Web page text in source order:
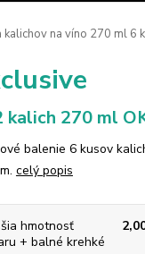
kalichov na víno 270 ml 6
kalich 270 ml
balenie 6 kusov
celý popis
hmotnosť
+ balné krehké